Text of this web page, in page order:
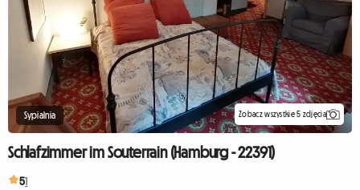
Sypialnia Zobacz wszystkie 5 zdjęcia
Schlafzimmer im Souterrain (Hamburg - 22391)
51